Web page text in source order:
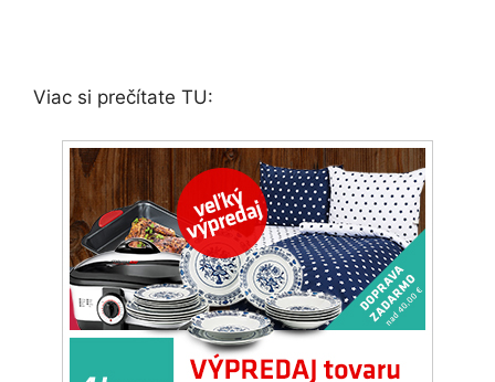
Viac si prečítate TU: